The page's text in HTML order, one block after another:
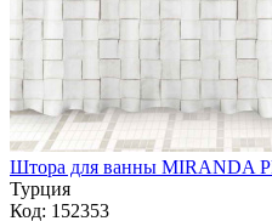
Штора для ванны MIRANDA
Турция
Код: 152353